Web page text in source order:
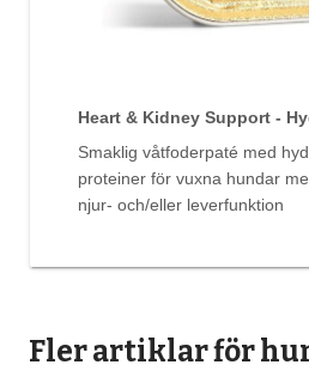
Heart & Kidney Support -
Smaklig våtfoderpaté med
proteiner för vuxna hundar
njur- och/eller leverfunktion
Fler artiklar för